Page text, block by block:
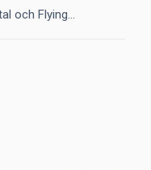
och Flying...